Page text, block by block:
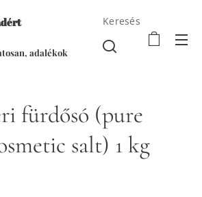
adalékok
Keresés
fürdősó (pure
salt) 1 kg